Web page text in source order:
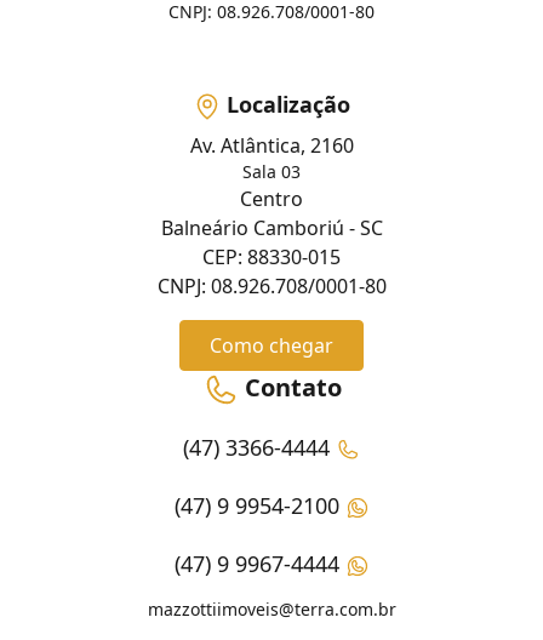
CNPJ: 08.926.708/0001-80
Localização
Av. Atlântica, 2160
Sala 03
Centro
Balneário Camboriú - SC
CEP: 88330-015
CNPJ: 08.926.708/0001-80
Como chegar
Contato
(47) 3366-4444
(47) 9 9954-2100
(47) 9 9967-4444
mazzottiimoveis@terra.com.br